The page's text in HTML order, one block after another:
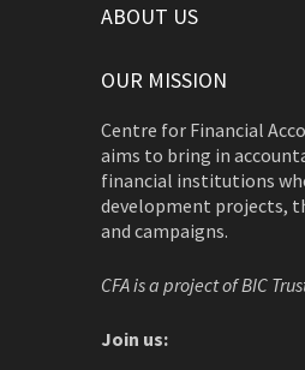
ABOUT US
OUR MISSION
Centre for Financial
aims to bring in
financial institutions
development projects,
and campaigns.
CFA is a project of BIC
Join us: